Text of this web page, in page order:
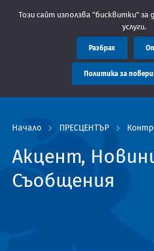
Областна администрация
Начало ПРЕСЦЕНТЪР
Акцент,
Съобщения
Този сайт използва "бисквитки"
услуги.
Разбрах
Политика за